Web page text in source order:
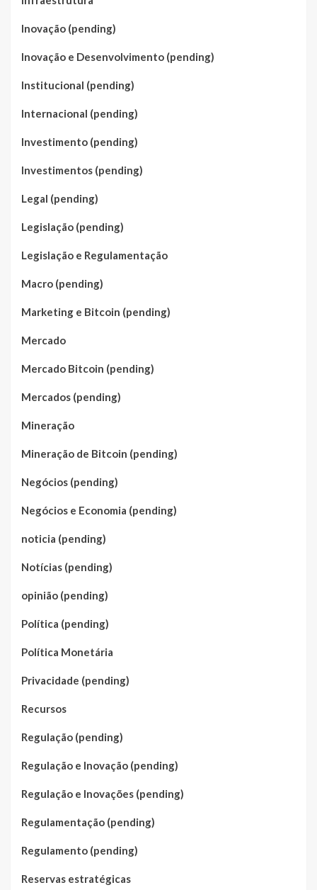
Inovação (pending)
Inovação e Desenvolvimento (pending)
Institucional (pending)
Internacional (pending)
Investimento (pending)
Investimentos (pending)
Legal (pending)
Legislação (pending)
Legislação e Regulamentação
Macro (pending)
Marketing e Bitcoin (pending)
Mercado
Mercado Bitcoin (pending)
Mercados (pending)
Mineração
Mineração de Bitcoin (pending)
Negócios (pending)
Negócios e Economia (pending)
noticia (pending)
Notícias (pending)
opinião (pending)
Política (pending)
Política Monetária
Privacidade (pending)
Recursos
Regulação (pending)
Regulação e Inovação (pending)
Regulação e Inovações (pending)
Regulamentação (pending)
Regulamento (pending)
Reservas estratégicas